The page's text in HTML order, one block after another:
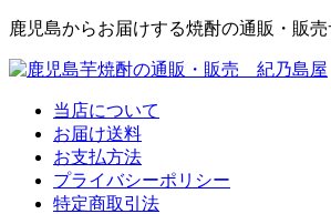
鹿児島からお届けする焼酎の通販・販売
当店について
お届け送料
お支払方法
プライバシーポリシー
特定商取引法